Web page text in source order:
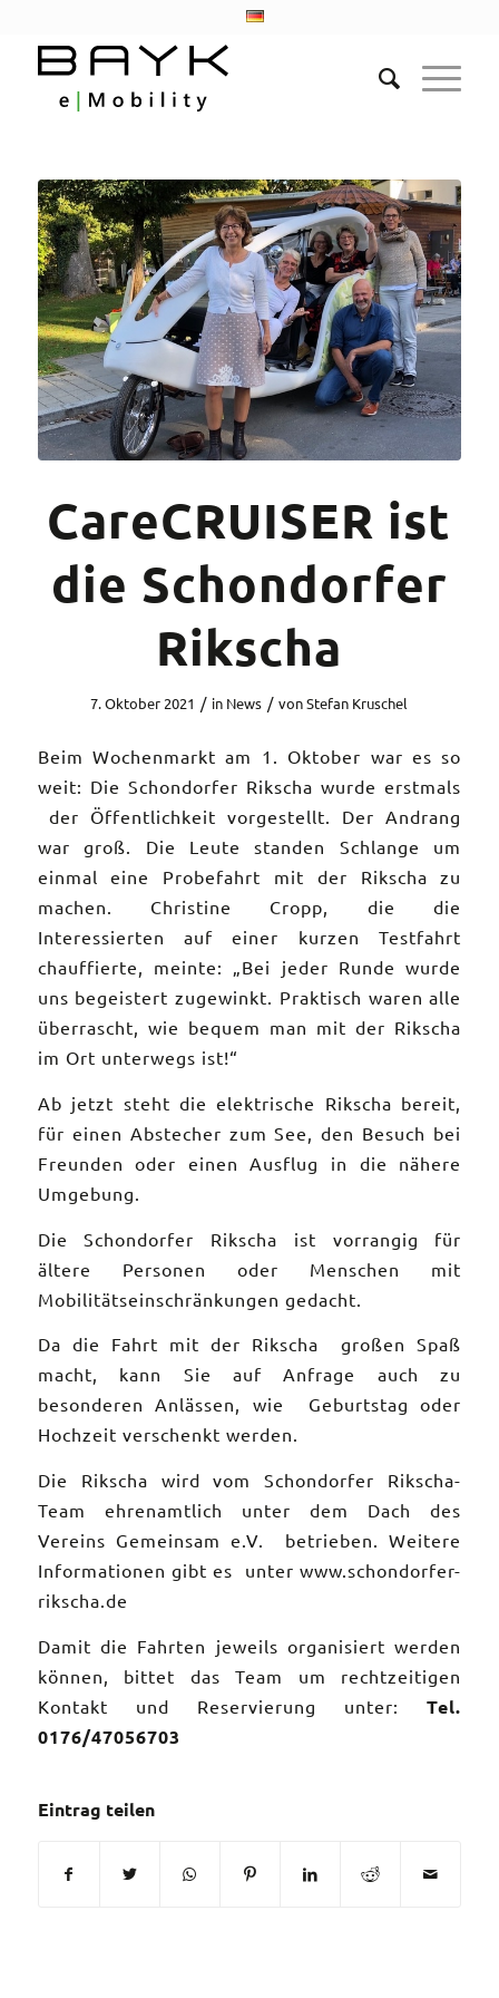
CareCRUISER ist
die Schondorfer
Rikscha
7. Oktober 2021 / in News / vonStefan Kruschel
Beim Wochenmarkt am 1. Oktober war es so
weit: Die Schondorfer Rikscha wurde erstmals
der Öffentlichkeit vorgestellt. Der Andrang
war groß. Die Leute standen Schlange um
einmal eine Probefahrt mit der Rikscha zu
machen. Christine Cropp, die die
Interessierten auf einer kurzen Testfahrt
chauffierte, meinte: „Bei jeder Runde wurde
uns begeistert zugewinkt. Praktisch waren alle
überrascht, wie bequem man mit der Rikscha
im Ort unterwegs ist!“
Ab jetzt steht die elektrische Rikscha bereit,
für einen Abstecher zum See, den Besuch bei
Freunden oder einen Ausflug in die nähere
Umgebung.
Die Schondorfer Rikscha ist vorrangig für
ältere Personen oder Menschen mit
Mobilitätseinschränkungen gedacht.
Da die Fahrt mit der Rikscha großen Spaß
macht, kann Sie auf Anfrage auch zu
besonderen Anlässen, wie Geburtstag oder
Hochzeit verschenkt werden.
Die Rikscha wird vom Schondorfer Rikscha-
Team ehrenamtlich unter dem Dach des
Vereins Gemeinsam e.V. betrieben. Weitere
Informationen gibt es unterwww.schondorfer-
rikscha.de
Damit die Fahrten jeweils organisiert werden
können, bittet das Team um rechtzeitigen
Kontakt und Reservierung unter:Tel.
0176/47056703
Eintrag teilen